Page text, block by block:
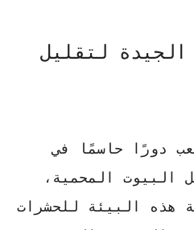
الجيدة لتقليل
دورًا حاسمًا في
البيوت المحمية،
هذه البيئة للحشرات